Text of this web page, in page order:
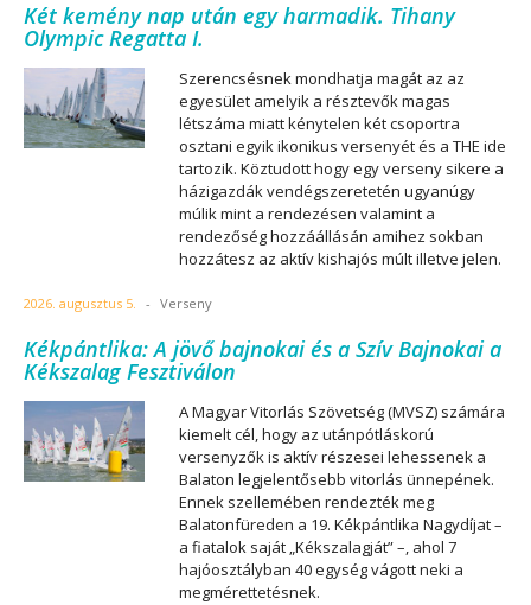
Két kemény nap után egy harmadik. Tihany
Olympic Regatta I.
Szerencsésnek mondhatja magát az az
egyesület amelyik a résztevők magas
létszáma miatt kénytelen két csoportra
osztani egyik ikonikus versenyét és a THE ide
tartozik. Köztudott hogy egy verseny sikere a
házigazdák vendégszeretetén ugyanúgy
múlik mint a rendezésen valamint a
rendezőség hozzáállásán amihez sokban
hozzátesz az aktív kishajós múlt illetve jelen.
2026. augusztus 5. - Verseny
Kékpántlika: A jövő bajnokai és a Szív Bajnokai a
Kékszalag Fesztiválon
A Magyar Vitorlás Szövetség (MVSZ) számára
kiemelt cél, hogy az utánpótláskorú
versenyzők is aktív részesei lehessenek a
Balaton legjelentősebb vitorlás ünnepének.
Ennek szellemében rendezték meg
Balatonfüreden a 19. Kékpántlika Nagydíjat –
a fiatalok saját „Kékszalagját” –, ahol 7
hajóosztályban 40 egység vágott neki a
megmérettetésnek.